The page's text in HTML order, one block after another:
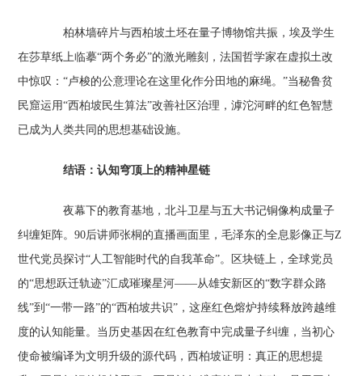
柏林墙碎片与西柏坡土坯在量子博物馆共振，埃及学生
在莎草纸上临摹“两个务必”的激光雕刻，法国哲学家在虚拟土改
中惊叹：“卢梭的公意理论在这里化作分田地的麻绳。”当秘鲁贫
民窟运用“西柏坡民生算法”改善社区治理，滹沱河畔的红色智慧
已成为人类共同的思想基础设施。
结语：认知穹顶上的精神星链‌
夜幕下的教育基地，北斗卫星与五大书记铜像构成量子
纠缠矩阵。90后讲师张桐的直播画面里，毛泽东的全息影像正与Z
世代党员探讨“人工智能时代的自我革命”。区块链上，全球党员
的“思想跃迁轨迹”汇成璀璨星河——从雄安新区的“数字群众路
线”到“一带一路”的“西柏坡共识”，这座红色熔炉持续释放跨越维
度的认知能量。当历史基因在红色教育中完成量子纠缠，当初心
使命被编译为文明升级的源代码，西柏坡证明：真正的思想提